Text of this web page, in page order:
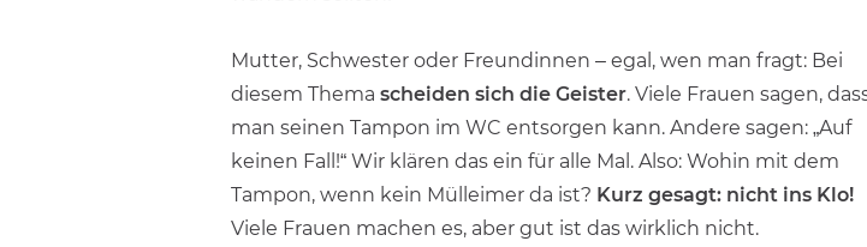
Mutter, Schwester oder Freundinnen – egal, wen man fragt: Bei
diesem Thema scheiden sich die Geister. Viele Frauen sagen,
man seinen Tampon im WC entsorgen kann. Andere sagen: „Auf
keinen Fall!“ Wir klären das ein für alle Mal. Also: Wohin mit dem
Tampon, wenn kein Mülleimer da ist? Kurz gesagt: nicht ins Klo!
Viele Frauen machen es, aber gut ist das wirklich nicht.